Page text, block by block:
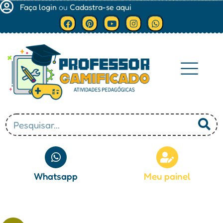
Faça login ou Cadastra-se aqui
Whatsapp Meu painel